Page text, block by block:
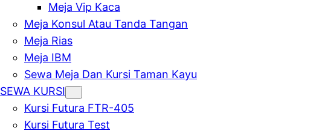
Meja Vip Kaca
Meja Konsul Atau Tanda Tangan
Meja Rias
Meja IBM
Sewa Meja Dan Kursi Taman Kayu
SEWA KURSI
Kursi Futura FTR-405
Kursi Futura Test